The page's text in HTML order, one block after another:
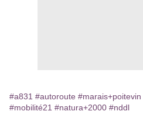
#a831 #autoroute #marais+poitevin
#mobilité21 #natura+2000 #nddl